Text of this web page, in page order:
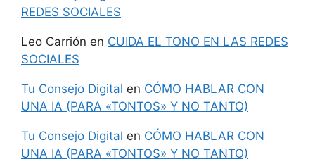
REDES SOCIALES
Leo Carrión en CUIDA EL TONO EN LAS REDES
SOCIALES
Tu Consejo Digital en CÓMO HABLAR CON
UNA IA (PARA «TONTOS» Y NO TANTO)
Tu Consejo Digital en CÓMO HABLAR CON
UNA IA (PARA «TONTOS» Y NO TANTO)